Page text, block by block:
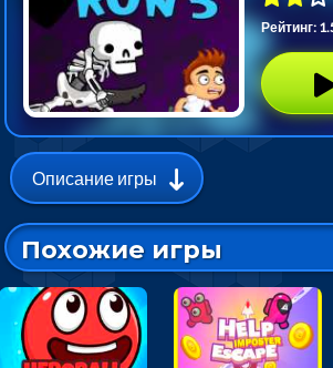
Рейтинг:
Описание игры
Похожие игры